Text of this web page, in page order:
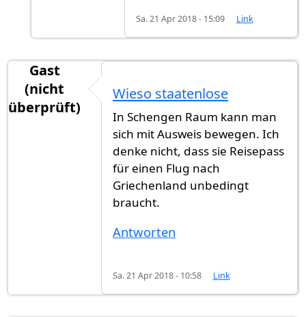
Sa. 21 Apr 2018 - 15:09 Link
Gast
(nicht
überprüft)
Wieso staatenlose
In Schengen Raum kann man
sich mit Ausweis bewegen. Ich
denke nicht, dass sie Reisepass
für einen Flug nach
Griechenland unbedingt
braucht.
Antworten
Sa. 21 Apr 2018 - 10:58 Link